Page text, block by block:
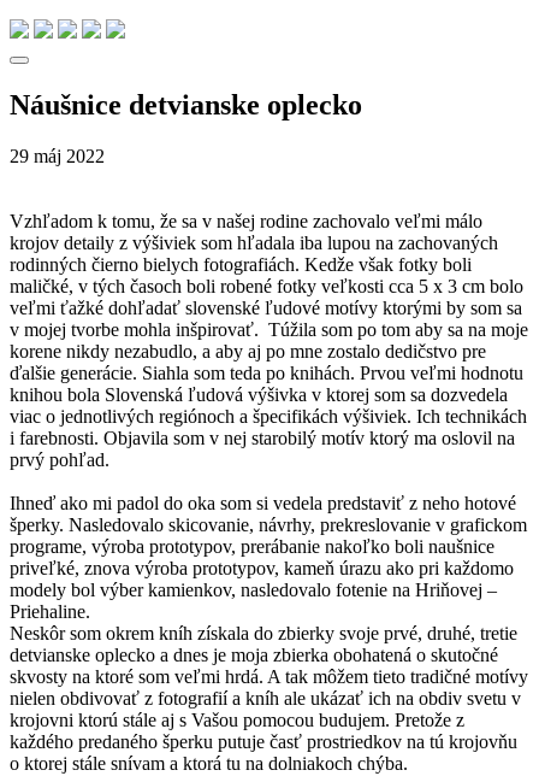
Náušnice detvianske oplecko
29 máj 2022
Vzhľadom k tomu, že sa v našej rodine zachovalo veľmi málo
krojov detaily z výšiviek som hľadala iba lupou na zachovaných
rodinných čierno bielych fotografiách. Kedže však fotky boli
maličké, v tých časoch boli robené fotky veľkosti cca 5 x 3 cm bolo
veľmi ťažké dohľadať slovenské ľudové motívy ktorými by som sa
v mojej tvorbe mohla inšpirovať. Túžila som po tom aby sa na moje
korene nikdy nezabudlo, a aby aj po mne zostalo dedičstvo pre
ďalšie generácie. Siahla som teda po knihách. Prvou veľmi hodnotu
knihou bola Slovenská ľudová výšivka v ktorej som sa dozvedela
viac o jednotlivých regiónoch a špecifikách výšiviek. Ich technikách
i farebnosti. Objavila som v nej starobilý motív ktorý ma oslovil na
prvý pohľad.
Ihneď ako mi padol do oka som si vedela predstaviť z neho hotové
šperky. Nasledovalo skicovanie, návrhy, prekreslovanie v grafickom
programe, výroba prototypov, prerábanie nakoľko boli naušnice
priveľké, znova výroba prototypov, kameň úrazu ako pri každomo
modely bol výber kamienkov, nasledovalo fotenie na Hriňovej –
Priehaline.
Neskôr som okrem kníh získala do zbierky svoje prvé, druhé, tretie
detvianske oplecko a dnes je moja zbierka obohatená o skutočné
skvosty na ktoré som veľmi hrdá. A tak môžem tieto tradičné motívy
nielen obdivovať z fotografií a kníh ale ukázať ich na obdiv svetu v
krojovni ktorú stále aj s Vašou pomocou budujem. Pretože z
každého predaného šperku putuje časť prostriedkov na tú krojovňu
o ktorej stále snívam a ktorá tu na dolniakoch chýba.